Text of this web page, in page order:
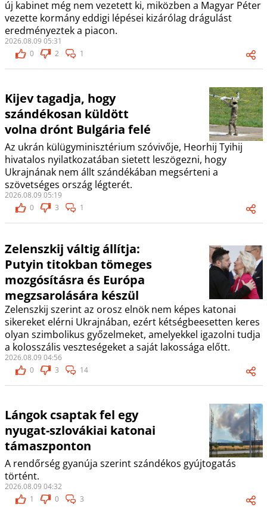
új kabinet még nem vezetett ki, miközben a Magyar Péter
vezette kormány eddigi lépései kizárólag drágulást
eredményeztek a piacon.
2026.08.09 05:31
0
2 1
Kijev tagadja, hogy
szándékosan küldött
volna drónt Bulgária felé
Az ukrán külügyminisztérium szóvivője, Heorhij Tyihij
hivatalos nyilatkozatában sietett leszögezni, hogy
Ukrajnának nem állt szándékában megsérteni a
szövetséges ország légterét.
2026.08.09 05:19
0
3 1
Zelenszkij váltig állítja:
Putyin titokban tömeges
mozgósításra és Európa
megzsarolására készül
Zelenszkij szerint az orosz elnök nem képes katonai
sikereket elérni Ukrajnában, ezért kétségbeesetten keres
olyan szimbolikus győzelmeket, amelyekkel igazolni tudja
a kolosszális veszteségeket a saját lakossága előtt.
2026.08.09 04:56
0
3 14
Lángok csaptak fel egy
nyugat-szlovákiai katonai
támaszponton
A rendőrség gyanúja szerint szándékos gyújtogatás
történt.
2026.08.09 04:32
1
0 3